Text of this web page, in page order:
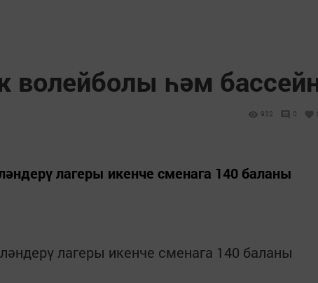
волейболы һәм
932 0
лагеры икенче сменага 140 баланы
лагеры икенче сменага 140 баланы